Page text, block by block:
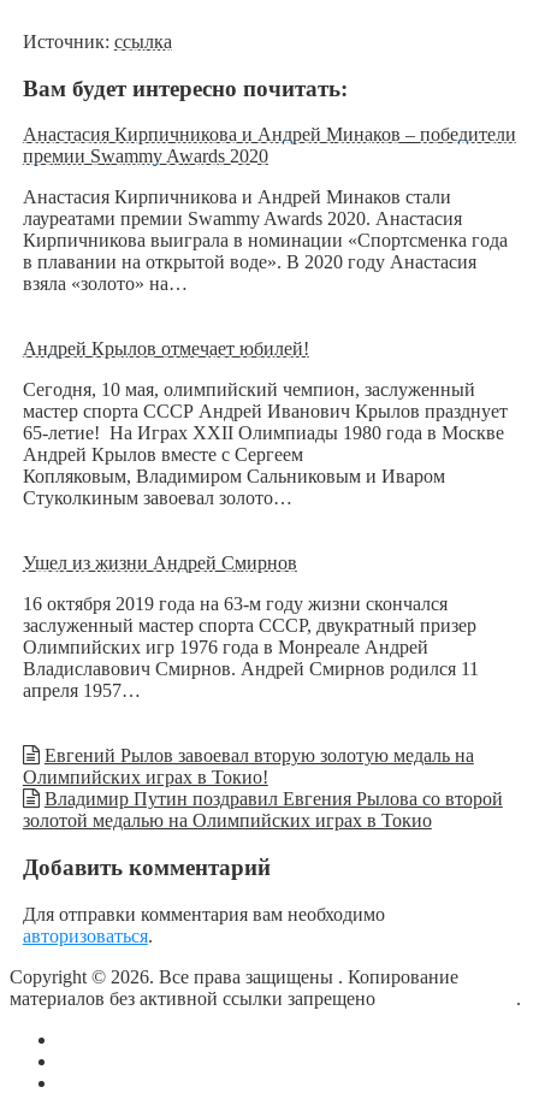
Источник: ссылка
Вам будет интересно почитать:
Анастасия Кирпичникова и Андрей Минаков – победители
премии Swammy Awards 2020
Анастасия Кирпичникова и Андрей Минаков стали
лауреатами премии Swammy Awards 2020. Анастасия
Кирпичникова выиграла в номинации «Спортсменка года
в плавании на открытой воде». В 2020 году Анастасия
взяла «золото» на…
Андрей Крылов отмечает юбилей!
Сегодня, 10 мая, олимпийский чемпион, заслуженный
мастер спорта СССР Андрей Иванович Крылов празднует
65-летие! На Играх XXII Олимпиады 1980 года в Москве
Андрей Крылов вместе с Сергеем
Копляковым, Владимиром Сальниковым и Иваром
Стуколкиным завоевал золото…
Ушел из жизни Андрей Смирнов
16 октября 2019 года на 63-м году жизни скончался
заслуженный мастер спорта СССР, двукратный призер
Олимпийских игр 1976 года в Монреале Андрей
Владиславович Смирнов. Андрей Смирнов родился 11
апреля 1957…
Евгений Рылов завоевал вторую золотую медаль на
Олимпийских играх в Токио!
Владимир Путин поздравил Евгения Рылова со второй
золотой медалью на Олимпийских играх в Токио
Добавить комментарий
Для отправки комментария вам необходимо
авторизоваться.
Copyright © 2026. Все права защищены . Копирование
материалов без активной ссылки запрещено
.